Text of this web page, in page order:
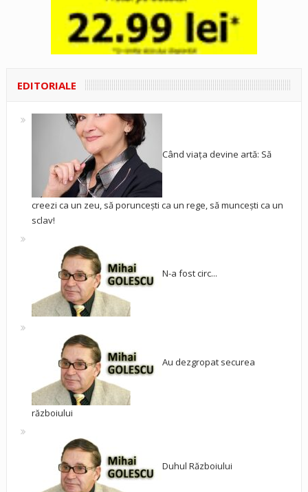
EDITORIALE
Când viața devine artă: Să
creezi ca un zeu, să poruncești ca un rege, să muncești ca un
sclav!
N-a fost circ...
Au dezgropat securea
războiului
Duhul Războiului